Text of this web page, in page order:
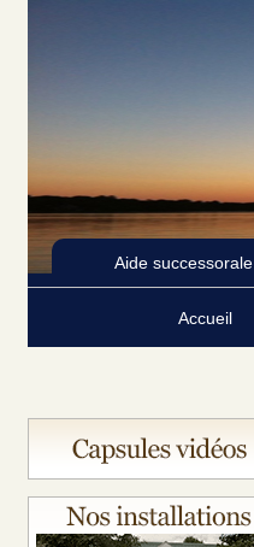
Aide successorale
Accueil